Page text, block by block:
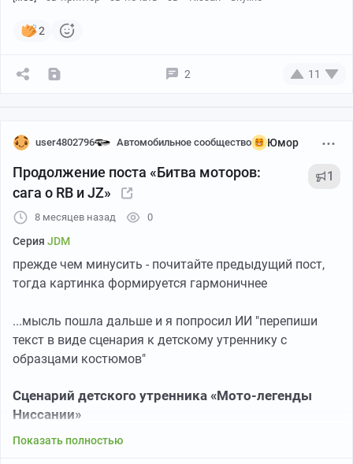
2
2 11
user4802796 Автомобильное сообщество Юмор
Продолжение поста «Битва моторов:
сага о RB и JZ»
1
8 месяцев назад 0
Серия JDM
прежде чем минусить - почитайте предыдущий пост,
тогда картинка формируется гармоничнее
...мысль пошла дальше и я попросил ИИ "перепиши
текст в виде сценария к детскому утреннику с
образцами костюмов"
Сценарий детского утренника «Мото‑легенды
Ниссании»
Показать полностью